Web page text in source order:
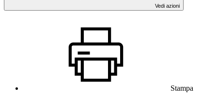
Vedi azioni
Stampa